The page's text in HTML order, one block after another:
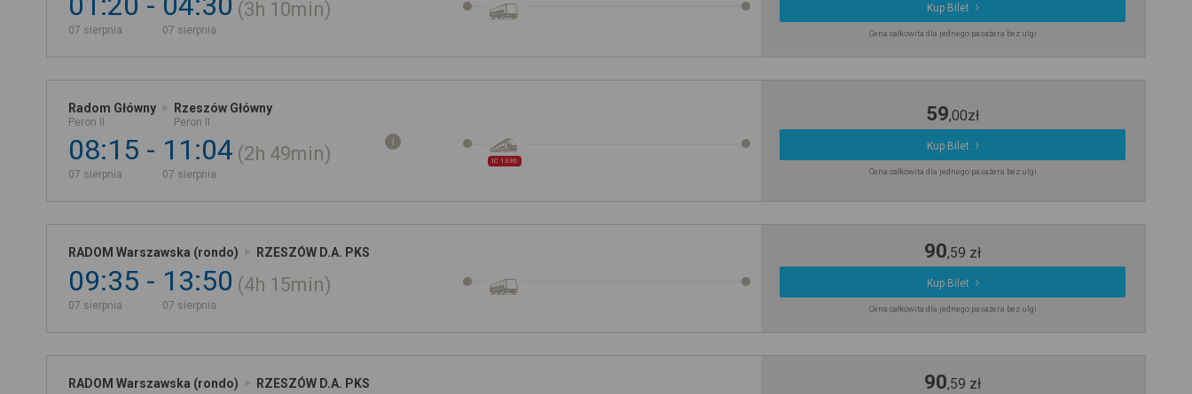
07 sierpnia 07 sierpnia
3h 10min Kup Bilet
Cena całkowita dla jednego pasażera bez ulgi
Radom Główny
Peron II
Rzeszów Główny
Peron II
08:15
07 sierpnia
11:04
07 sierpnia
2h 49min IC 1336
59,00zł
Kup Bilet
Cena całkowita dla jednego pasażera bez ulgi
RADOM Warszawska (rondo) RZESZÓW D.A. PKS
09:35
07 sierpnia
13:50
07 sierpnia
4h 15min
90,59 zł
Kup Bilet
Cena całkowita dla jednego pasażera bez ulgi
RADOM Warszawska (rondo) RZESZÓW D.A. PKS 90,59 zł